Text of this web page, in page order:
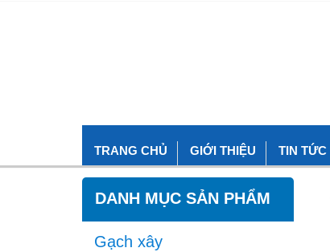
TRANG CHỦ GIỚI THIỆU TIN TỨC
DANH MỤC SẢN PHẨM
Gạch xây